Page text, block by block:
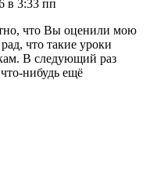
в 3:33 пп
что Вы оценили мою
что такие уроки
В следующий раз
нибудь ещё